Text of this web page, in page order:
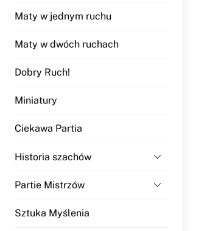
Maty w jednym ruchu
Maty w dwóch ruchach
Dobry Ruch!
Miniatury
Ciekawa Partia
Historia szachów
Partie Mistrzów
Sztuka Myślenia